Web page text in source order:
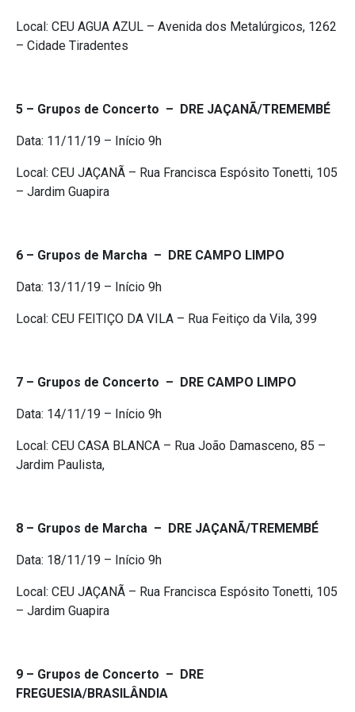
Local: CEU AGUA AZUL – ​Avenida dos Metalúrgicos, 1262
– Cidade Tiradentes
5 – Grupos de Concerto – DRE JAÇANÃ/TREMEMBÉ
Data: ​11/11/19​ – Início 9h
Local: CEU JAÇANÃ – ​Rua Francisca Espósito Tonetti, 105
– Jardim Guapira
6 – Grupos de Marcha – DRE CAMPO LIMPO
Data: ​13/11/19​ – Início 9h
Local: CEU FEITIÇO DA VILA – ​Rua Feitiço da Vila, 399
7 – Grupos de Concerto – DRE CAMPO LIMPO
Data: ​14/11/19​ – Início 9h
Local: CEU CASA BLANCA – ​Rua João Damasceno, 85 –
Jardim Paulista,
8 – Grupos de Marcha – DRE JAÇANÃ/TREMEMBÉ
Data: ​18/11/19​ – Início 9h
Local: CEU JAÇANÃ – ​Rua Francisca Espósito Tonetti, 105
– Jardim Guapira
9 – Grupos de Concerto – DRE
FREGUESIA/BRASILÂNDIA